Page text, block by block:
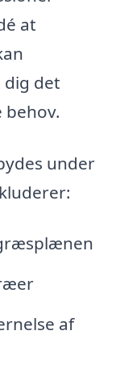
at
dig det
behov.
under
af